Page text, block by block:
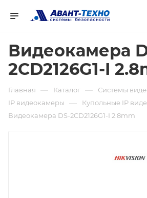
Видеокамера
2CD2126G1-I
Главная — Каталог — Системы
IP видеокамеры — Купольные IP
Видеокамера DS-2CD2126G1-I 2.8mm